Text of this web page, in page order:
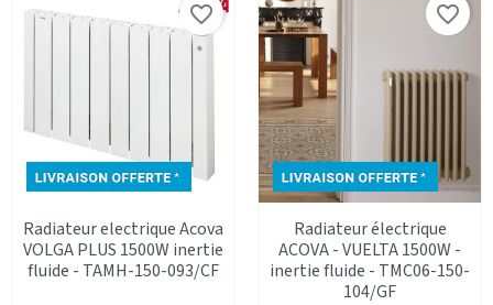
Radiateur electrique Acova
VOLGA PLUS 1500W inertie
fluide - TAMH-150-093/CF
favorite_border
Radiateur électrique
ACOVA - VUELTA 1500W -
inertie fluide - TMC06-150-
104/GF
favorite_border